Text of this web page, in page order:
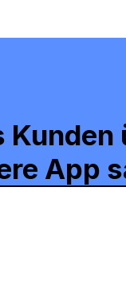
Kunden
App